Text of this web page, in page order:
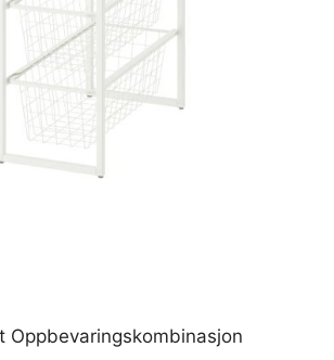
Oppbevaringskombinasjon